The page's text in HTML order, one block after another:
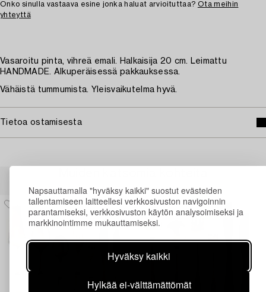
Napsauttamalla "hyväksy kaikki" suostut evästeiden
tallentamiseen laitteellesi verkkosivuston navigoinnin
parantamiseksi, verkkosivuston käytön analysoimiseksi ja
markkinointimme mukauttamiseksi.
Hyväksy kaikki
Hylkää ei-välttämättömät
Onko sinulla vastaava esine jonka haluat arvioituttaa? Ota meihin
yhteyttä
Vasaroitu pinta, vihreä emali. Halkaisija 20 cm. Leimattu
HANDMADE. Alkuperäisessä pakkauksessa.
Vähäistä tummumista. Yleisvaikutelma hyvä.
Tietoa ostamisesta